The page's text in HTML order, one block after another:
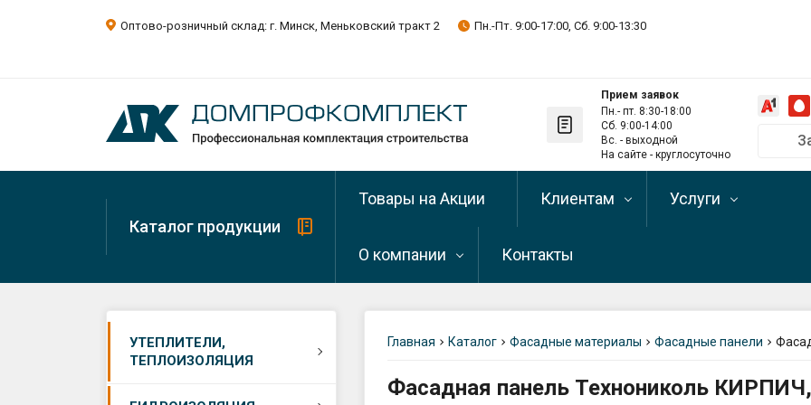
Оптово-розничный склад: г. Минск, Меньковский тракт 2 Пн.-Пт. 9:00-17:00, Сб. 9:00-13:30
Прием заявок
Пн.- пт. 8:30-18:00
Сб. 9:00-14:00
Вс. - выходной
На сайте - круглосуточноПозвонить
+375 29
+375 29
Самовывоз
г. Минск,
Каталог продукции
Товары на Акции Клиентам
Оптовым клиентам
Условия возврата
Написать директору
Услуги
Разгрузка
О компании
О компании
Контакты
УТЕПЛИТЕЛИ,
ТЕПЛОИЗОЛЯЦИЯ
Минеральная (каменная)
Минеральное
Главная Каталог Фасадные материалы Фасадные панели
Фасадная панель Технониколь